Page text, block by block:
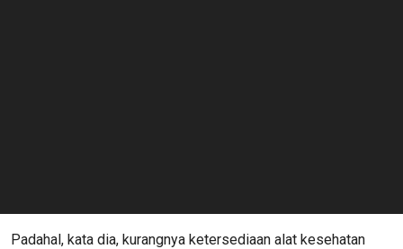
Padahal, kata dia, kurangnya ketersediaan alat kesehatan